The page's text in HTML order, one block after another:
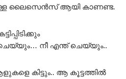
ലൈസെൻസ് ആയി കാണണ്ട.
നീ എന്ത് ചെയ്യും..
കിട്ടും.. ആ കൂട്ടത്തിൽ